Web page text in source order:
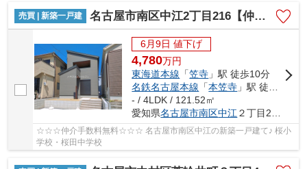
売買 | 新築一戸建 名古屋市南区中江2丁目216【仲介手数料無料】新築一戸建て
6月9日 値下げ
4,780万円
東海道本線 「笠寺 」駅 徒歩10分
名鉄名古屋本線 「本笠寺 」駅 徒歩10分
- / 4LDK / 121.52㎡
愛知県名古屋市南区中江２丁目216
☆☆☆仲介手数料無料☆☆☆ 名古屋市南区中江の新築一戸建て♪ 桜小
学校・桜田中学校